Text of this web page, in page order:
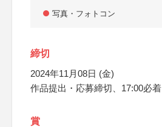
写真・フォトコン
締切
2024年11月08日 (金)
作品提出・応募締切、17:00必着
賞